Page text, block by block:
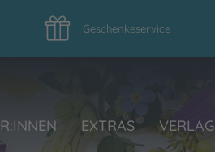
Geschenkeservice
EXTRAS VERLAG